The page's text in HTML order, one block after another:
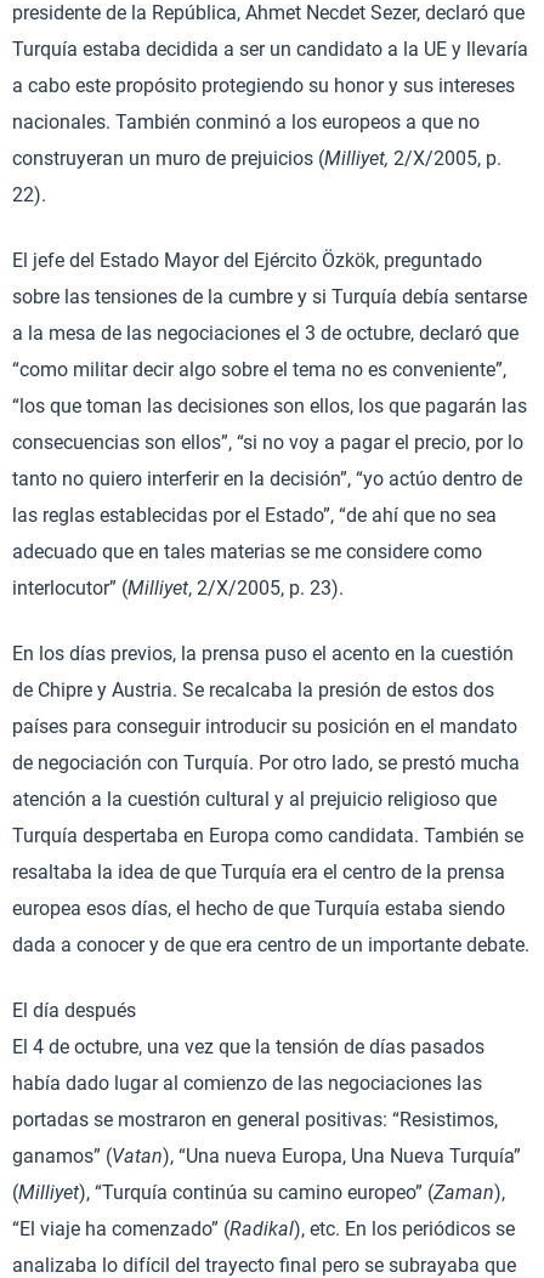
presidente de la República, Ahmet Necdet Sezer, declaró que
Turquía estaba decidida a ser un candidato a la UE y llevaría
a cabo este propósito protegiendo su honor y sus intereses
nacionales. También conminó a los europeos a que no
construyeran un muro de prejuicios (Milliyet, 2/X/2005, p.
22).
El jefe del Estado Mayor del Ejército Özkök, preguntado
sobre las tensiones de la cumbre y si Turquía debía sentarse
a la mesa de las negociaciones el 3 de octubre, declaró que
“como militar decir algo sobre el tema no es conveniente”,
“los que toman las decisiones son ellos, los que pagarán las
consecuencias son ellos”, “si no voy a pagar el precio, por lo
tanto no quiero interferir en la decisión”, “yo actúo dentro de
las reglas establecidas por el Estado”, “de ahí que no sea
adecuado que en tales materias se me considere como
interlocutor” (Milliyet, 2/X/2005, p. 23).
En los días previos, la prensa puso el acento en la cuestión
de Chipre y Austria. Se recalcaba la presión de estos dos
países para conseguir introducir su posición en el mandato
de negociación con Turquía. Por otro lado, se prestó mucha
atención a la cuestión cultural y al prejuicio religioso que
Turquía despertaba en Europa como candidata. También se
resaltaba la idea de que Turquía era el centro de la prensa
europea esos días, el hecho de que Turquía estaba siendo
dada a conocer y de que era centro de un importante debate.
El día después
El 4 de octubre, una vez que la tensión de días pasados
había dado lugar al comienzo de las negociaciones las
portadas se mostraron en general positivas: “Resistimos,
ganamos” (Vatan), “Una nueva Europa, Una Nueva Turquía”
(Milliyet), “Turquía continúa su camino europeo” (Zaman),
“El viaje ha comenzado” (Radikal), etc. En los periódicos se
analizaba lo difícil del trayecto final pero se subrayaba que